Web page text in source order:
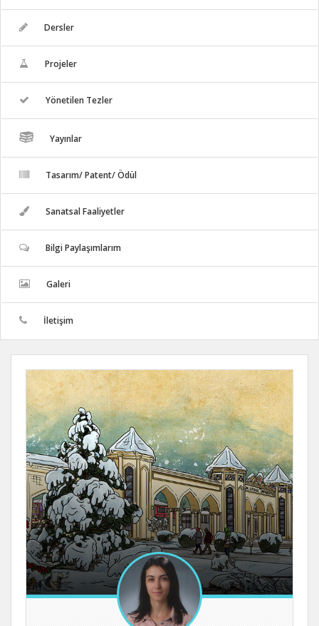
Dersler
Projeler
Yönetilen Tezler
Yayınlar
Tasarım/ Patent/ Ödül
Sanatsal Faaliyetler
Bilgi Paylaşımlarım
Galeri
İletişim